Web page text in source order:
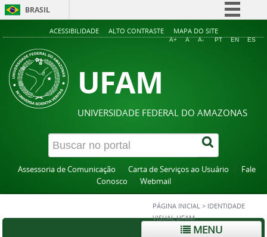
BRASIL
Simplifique!
Acesso à informação
ACESSIBILIDADE ALTO CONTRASTE MAPA DO SITE
A+ A A- PT EN ES
UFAM
UNIVERSIDADE FEDERAL DO AMAZONAS
Assessoria de Comunicação Carta de Serviços ao Usuário
Fale
Conosco
Webmail
PÁGINA INICIAL > IDENTIDADE
VISUAL UFAM
MENU